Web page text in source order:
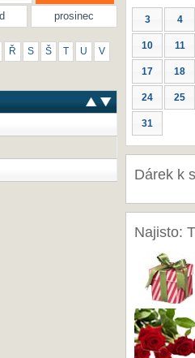
prosinec
Ř S Š T U V
3 4
10 11
17 18
24 25
31
Dárek k
Najisto: